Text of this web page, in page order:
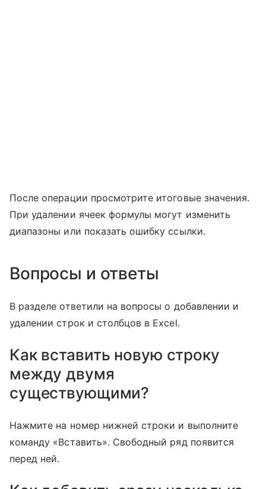
После операции просмотрите итоговые значения.
При удалении ячеек формулы могут изменить
диапазоны или показать ошибку ссылки.
Вопросы и ответы
В разделе ответили на вопросы о добавлении и
удалении строк и столбцов в Excel.
Как вставить новую строку
между двумя
существующими?
Нажмите на номер нижней строки и выполните
команду «Вставить». Свободный ряд появится
перед ней.